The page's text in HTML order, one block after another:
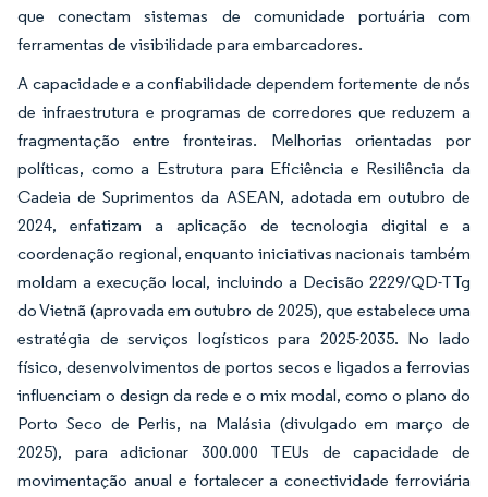
que conectam sistemas de comunidade portuária com
ferramentas de visibilidade para embarcadores.
A capacidade e a confiabilidade dependem fortemente de nós
de infraestrutura e programas de corredores que reduzem a
fragmentação entre fronteiras. Melhorias orientadas por
políticas, como a Estrutura para Eficiência e Resiliência da
Cadeia de Suprimentos da ASEAN, adotada em outubro de
2024, enfatizam a aplicação de tecnologia digital e a
coordenação regional, enquanto iniciativas nacionais também
moldam a execução local, incluindo a Decisão 2229/QD-TTg
do Vietnã (aprovada em outubro de 2025), que estabelece uma
estratégia de serviços logísticos para 2025-2035. No lado
físico, desenvolvimentos de portos secos e ligados a ferrovias
influenciam o design da rede e o mix modal, como o plano do
Porto Seco de Perlis, na Malásia (divulgado em março de
2025), para adicionar 300.000 TEUs de capacidade de
movimentação anual e fortalecer a conectividade ferroviária